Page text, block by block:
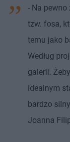
- Na pewno
tzw. fosa,
temu jako
Według
galerii.
idealnym
bardzo
Joanna